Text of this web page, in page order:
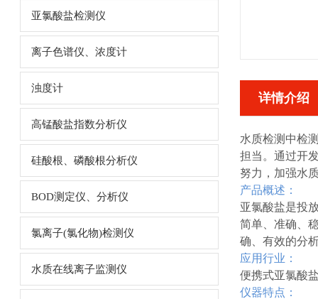
亚氯酸盐检测仪
离子色谱仪、浓度计
浊度计
高锰酸盐指数分析仪
硅酸根、磷酸根分析仪
BOD测定仪、分析仪
氯离子(氯化物)检测仪
水质在线离子监测仪
详情介绍
水质检测中检
担当。通过开
努力，加强水
产品概述：
亚氯酸盐是投
简单、准确、
确、有效的分
应用行业：
便携式亚氯酸
仪器特点：